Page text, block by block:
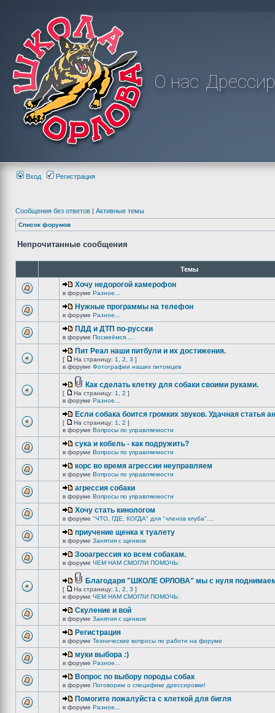
О нас
Вход Регистрация
Сообщения без ответов | Активные темы
Список форумов
Непрочитанные сообщения
Темы
Хочу недорогой камерофон
в форуме Разное...
Нужные программы на телефон
в форуме Разное...
ПДД и ДТП по-русски
в форуме Посмеёмся.....
Пит Реал наши питбули и их достижения.
[ На страницу: 1 2 3 ]
в форуме Фотографии наших питомцев
Как сделать клетку для собаки своими руками.
[ На страницу: 1 2 ]
в форуме Разное...
Если собака боится громких звуков. Удачная статья
[ На страницу: 1 2 ]
в форуме Вопросы по управляемости
сука и кобель - как подружить?
в форуме Вопросы по управляемости
корс во время агрессии неуправляем
в форуме Вопросы по управляемости
агрессия собаки
в форуме Вопросы по управляемости
Хочу стать кинологом
в форуме "ЧТО, ГДЕ, КОГДА" для "членов клуба"....
приучение щенка к туалету
в форуме Занятия с щенком
Зооагрессия ко всем собакам.
в форуме ЧЕМ НАМ СМОГЛИ ПОМОЧЬ:
Благодаря "ШКОЛЕ ОРЛОВА" мы с нуля
[ На страницу: 1 2 3 ]
в форуме ЧЕМ НАМ СМОГЛИ ПОМОЧЬ:
Скуление и вой
в форуме Занятия с щенком
Регистрация
в форуме Технические вопросы по работе на форуме
муки выбора :)
в форуме Разное...
Вопрос по выбору породы собак
в форуме Поговорим о специфике дрессировки!
Помогите пожалуйста с клеткой для бигля
в форуме Разное...